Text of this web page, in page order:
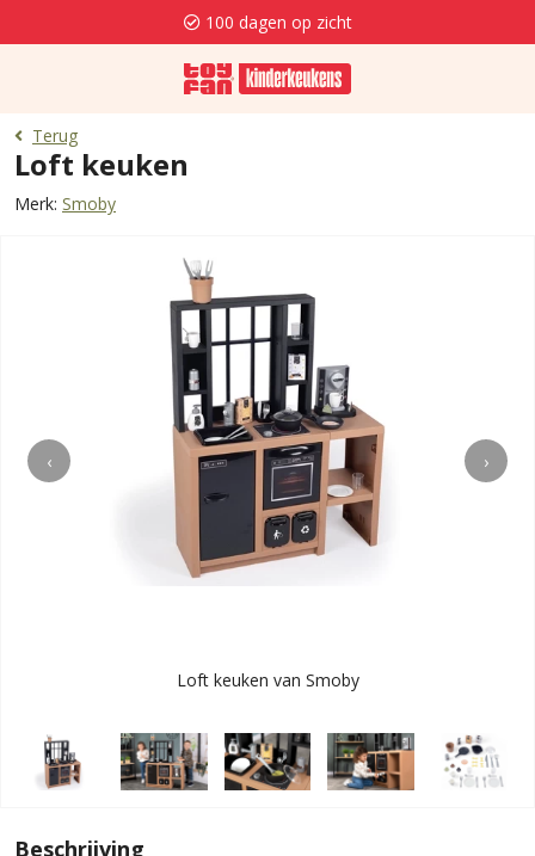
100 dagen op zicht
Terug
Loft keuken
Merk: Smoby
‹ ›
Loft keuken van Smoby
Beschrijving